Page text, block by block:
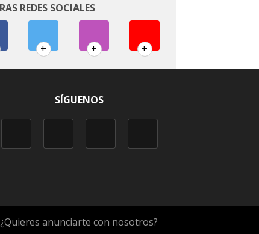
REDES SOCIALES
+ + +
SÍGUENOS
¿Quieres anunciarte con nosotros?